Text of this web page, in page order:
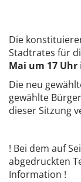
Die
Stadtrates für
Mai um 17 Uhr
Die neu
gewählte
dieser Sitzung
! Bei dem auf
abgedruckten
Information !